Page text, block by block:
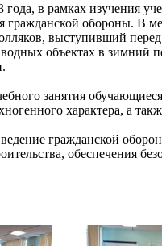
года, в рамках изучения
гражданской обороны. В
выступивший
объектах в зимний
занятия
характера, а
гражданской
обеспечения